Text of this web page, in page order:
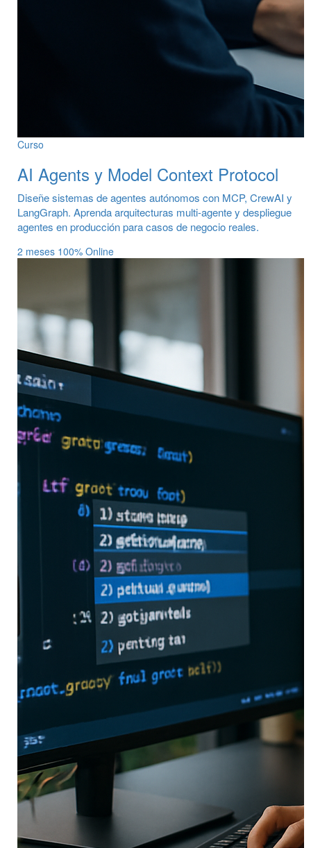
Curso
AI Agents y Model Context Protocol
Diseñe sistemas de agentes autónomos con MCP, CrewAI y
LangGraph. Aprenda arquitecturas multi-agente y despliegue
agentes en producción para casos de negocio reales.
2 meses 100% Online